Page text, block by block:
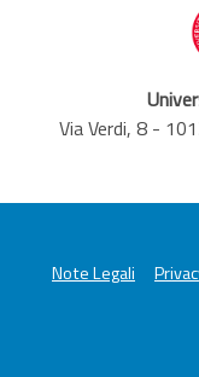
Via Verdi, 8 -
Note Legali